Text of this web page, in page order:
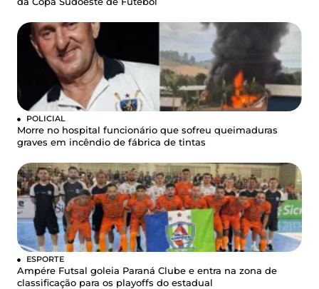
POLICIAL
Morre no hospital funcionário que sofreu queimaduras
graves em incêndio de fábrica de tintas
ESPORTE
Ampére Futsal goleia Paraná Clube e entra na zona de
classificação para os playoffs do estadual